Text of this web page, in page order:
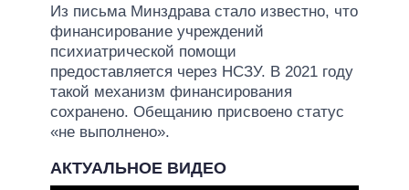
Из письма Минздрава стало известно, что
финансирование учреждений
психиатрической помощи
предоставляется через НСЗУ. В 2021 году
такой механизм финансирования
сохранено. Обещанию присвоено статус
«не выполнено».
АКТУАЛЬНОЕ ВИДЕО